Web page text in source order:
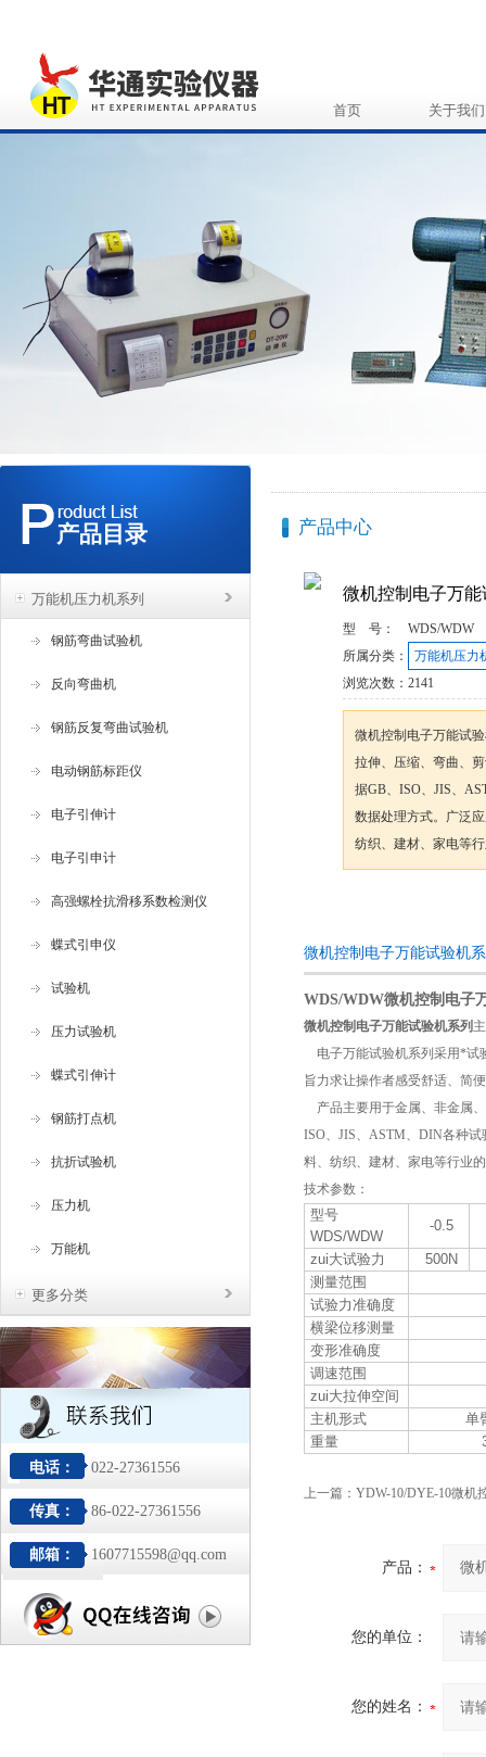
首页 关于我们
产品目录
万能机压力机系列
钢筋弯曲试验机
反向弯曲机
钢筋反复弯曲试验机
电动钢筋标距仪
电子引伸计
电子引申计
高强螺栓抗滑移系数检测仪
蝶式引申仪
试验机
压力试验机
蝶式引伸计
钢筋打点机
抗折试验机
压力机
万能机
更多分类
电话： 022-27361556
传真： 86-022-27361556
邮箱： 1607715598@qq.com
产品中心
微机控制电子万
型 号：
WDS/WDW
所属分类：
万能机压力
浏览次数： 2141
微机控制电子万能试
拉伸、压缩、弯曲、
据GB、ISO、JIS、
数据处理方式。广泛
纺织、建材、家电等
微机控制电子万能试验机
WDS/WDW微机控制电子
微机控制电子万能试验机系列
电子万能试验机系列采用*试
旨力求让操作者感受舒适、简
产品主要用于金属、非金属
ISO、JIS、ASTM、DIN各种
料、纺织、建材、家电等行业
技术参数：
型号
WDS/WDW
-0.5
zui大试验力
500N
测量范围
试验力准确度
横梁位移测量
变形准确度
调速范围
zui大拉伸空间
主机形式
单
重量
上一篇： YDW-10/DYE-10微机
产品：
您的单位：
您的姓名：